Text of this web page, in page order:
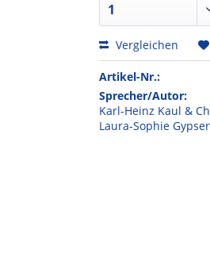
Vergleichen
Artikel-Nr.:
Sprecher/Autor:
Karl-Heinz Kaul &
Laura-Sophie Gypser